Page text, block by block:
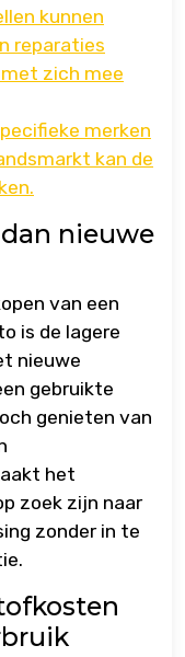
kunnen
reparaties
zich mee
merken
kan de
nieuwe
van een
is de lagere
nieuwe
gebruikte
genieten van
het
zoek zijn naar
zonder in te